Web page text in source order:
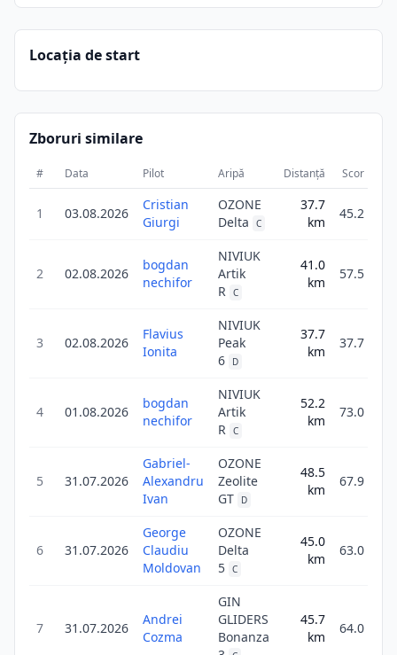
Locația de start
Zboruri similare
# Data Pilot Aripă Distanță Scor
1 03.08.2026
Cristian
Giurgi
OZONE
Delta
C
37.7
km
45.2
2 02.08.2026
bogdan
nechifor
NIVIUK
Artik
R C
41.0
km
57.5
3 02.08.2026
Flavius
Ionita
NIVIUK
Peak
6
D
37.7
km
37.7
4 01.08.2026
bogdan
nechifor
NIVIUK
Artik
R C
52.2
km
73.0
5 31.07.2026
Gabriel-
Alexandru
Ivan
OZONE
Zeolite
GT
D
48.5
km
67.9
6 31.07.2026
George
Claudiu
Moldovan
OZONE
Delta
5 C
45.0
km
63.0
7 31.07.2026
Andrei
Cozma
GIN
GLIDERS
Bonanza
45.7
km
64.0